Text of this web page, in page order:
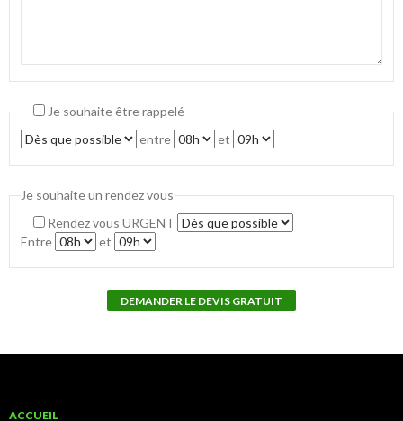
Je souhaite être rappelé
entre
et
Je souhaite un rendez vous
Rendez vous URGENT
Entre
et
ACCUEIL